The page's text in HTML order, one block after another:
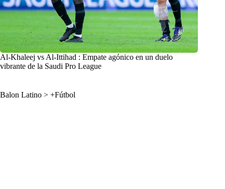
Al-Khaleej vs Al-Ittihad : Empate agónico en un duelo
vibrante de la Saudi Pro League
Balon Latino > +Fútbol